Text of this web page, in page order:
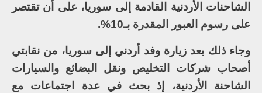
الشاحنات الأردنية القادمة إلى سوريا، على أن تقتصر
على رسوم العبور المقدرة بـ10%.
وجاء ذلك بعد زيارة وفد أردني إلى سوريا، من نقابتي
أصحاب شركات التخليص ونقل البضائع والسيارات
الشاحنة الأردنية، إذ بحث في عدة اجتماعات مع